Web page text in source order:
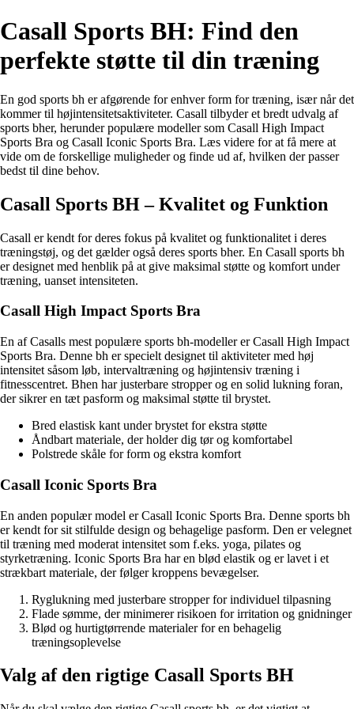
Casall Sports BH: Find den
perfekte støtte til din træning
En god sports bh er afgørende for enhver form for træning, især når det
kommer til højintensitetsaktiviteter. Casall tilbyder et bredt udvalg af
sports bher, herunder populære modeller som Casall High Impact
Sports Bra og Casall Iconic Sports Bra. Læs videre for at få mere at
vide om de forskellige muligheder og finde ud af, hvilken der passer
bedst til dine behov.
Casall Sports BH – Kvalitet og Funktion
Casall er kendt for deres fokus på kvalitet og funktionalitet i deres
træningstøj, og det gælder også deres sports bher. En Casall sports bh
er designet med henblik på at give maksimal støtte og komfort under
træning, uanset intensiteten.
Casall High Impact Sports Bra
En af Casalls mest populære sports bh-modeller er Casall High Impact
Sports Bra. Denne bh er specielt designet til aktiviteter med høj
intensitet såsom løb, intervaltræning og højintensiv træning i
fitnesscentret. Bhen har justerbare stropper og en solid lukning foran,
der sikrer en tæt pasform og maksimal støtte til brystet.
Bred elastisk kant under brystet for ekstra støtte
Åndbart materiale, der holder dig tør og komfortabel
Polstrede skåle for form og ekstra komfort
Casall Iconic Sports Bra
En anden populær model er Casall Iconic Sports Bra. Denne sports bh
er kendt for sit stilfulde design og behagelige pasform. Den er velegnet
til træning med moderat intensitet som f.eks. yoga, pilates og
styrketræning. Iconic Sports Bra har en blød elastik og er lavet i et
strækbart materiale, der følger kroppens bevægelser.
Ryglukning med justerbare stropper for individuel tilpasning
Flade sømme, der minimerer risikoen for irritation og gnidninger
Blød og hurtigtørrende materialer for en behagelig
træningsoplevelse
Valg af den rigtige Casall Sports BH